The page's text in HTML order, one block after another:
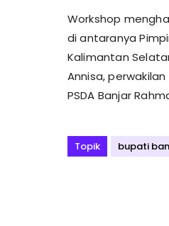
Workshop
di antaranya
Kalimantan
Annisa,
PSDA Banjar
Topik bupati